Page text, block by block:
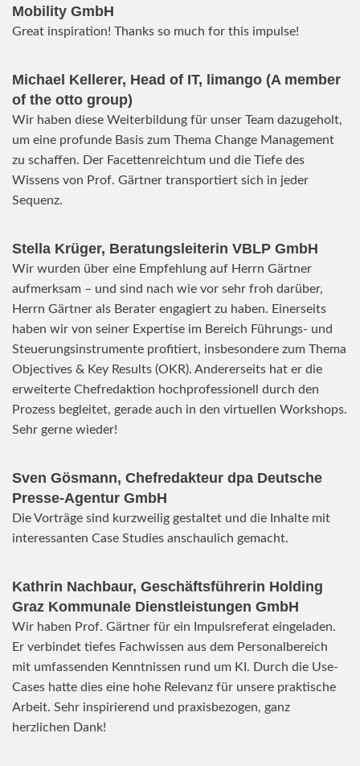
Mobility GmbH
Great inspiration! Thanks so much for this impulse!
Michael Kellerer, Head of IT, limango (A member
of the otto group)
Wir haben diese Weiterbildung für unser Team dazugeholt,
um eine profunde Basis zum Thema Change Management
zu schaffen. Der Facettenreichtum und die Tiefe des
Wissens von Prof. Gärtner transportiert sich in jeder
Sequenz.
Stella Krüger, Beratungsleiterin VBLP GmbH
Wir wurden über eine Empfehlung auf Herrn Gärtner
aufmerksam – und sind nach wie vor sehr froh darüber,
Herrn Gärtner als Berater engagiert zu haben. Einerseits
haben wir von seiner Expertise im Bereich Führungs- und
Steuerungsinstrumente profitiert, insbesondere zum Thema
Objectives & Key Results (OKR). Andererseits hat er die
erweiterte Chefredaktion hochprofessionell durch den
Prozess begleitet, gerade auch in den virtuellen Workshops.
Sehr gerne wieder!
Sven Gösmann, Chefredakteur dpa Deutsche
Presse-Agentur GmbH
Die Vorträge sind kurzweilig gestaltet und die Inhalte mit
interessanten Case Studies anschaulich gemacht.
Kathrin Nachbaur, Geschäftsführerin Holding
Graz Kommunale Dienstleistungen GmbH
Wir haben Prof. Gärtner für ein Impulsreferat eingeladen.
Er verbindet tiefes Fachwissen aus dem Personalbereich
mit umfassenden Kenntnissen rund um KI. Durch die Use-
Cases hatte dies eine hohe Relevanz für unsere praktische
Arbeit. Sehr inspirierend und praxisbezogen, ganz
herzlichen Dank!